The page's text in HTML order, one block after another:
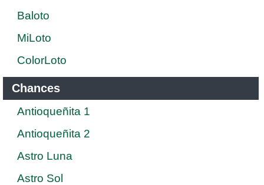
Baloto
MiLoto
ColorLoto
Chances
Antioqueñita 1
Antioqueñita 2
Astro Luna
Astro Sol